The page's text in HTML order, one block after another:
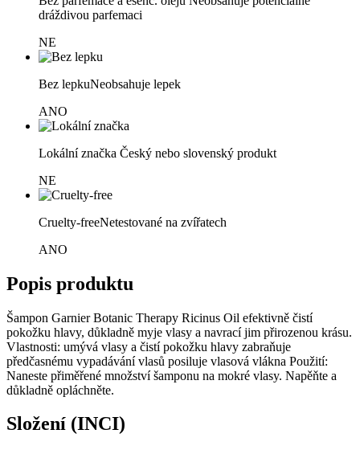
dráždivou parfemaci
NE
Bez lepkuNeobsahuje lepek
ANO
Lokální značka Český nebo slovenský produkt
NE
Cruelty-freeNetestované na zvířatech
ANO
Popis produktu
Šampon Garnier Botanic Therapy Ricinus Oil efektivně čistí
pokožku hlavy, důkladně myje vlasy a navrací jim přirozenou krásu.
Vlastnosti: umývá vlasy a čistí pokožku hlavy zabraňuje
předčasnému vypadávání vlasů posiluje vlasová vlákna Použití:
Naneste přiměřené množství šamponu na mokré vlasy. Napěňte a
důkladně opláchněte.
Složení (INCI)